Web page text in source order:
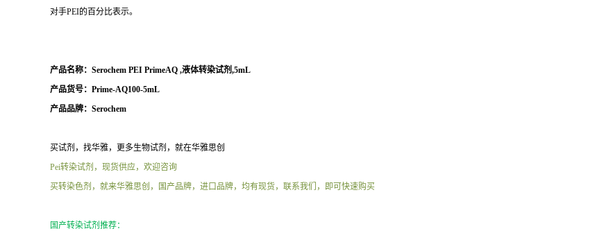
对手PEI的百分比表示。
产品名称： Serochem PEI PrimeAQ ,液体转染试剂,5mL
产品货号：Prime-AQ100-5mL
产品品牌： Serochem
买试剂，找华雅，更多生物试剂，就在华雅思创
Pei转染试剂，现货供应，欢迎咨询
买转染色剂，就来华雅思创，国产品牌，进口品牌，均有现货，联系我们，即可快速购买
国产转染试剂推荐：